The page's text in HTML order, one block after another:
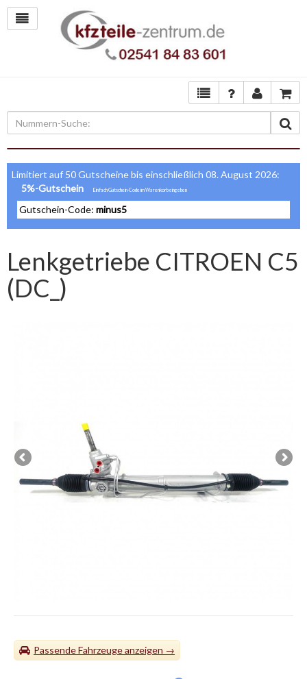
Limitiert auf 50 Gutscheine bis einschließlich 08. August 2026:
5%-Gutschein
Gutschein-Code: minus5
Lenkgetriebe CITROEN C5
(DC_)
Passende Fahrzeuge